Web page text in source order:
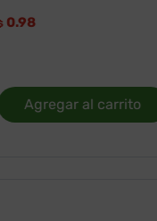
0.98
Agregar al carrito